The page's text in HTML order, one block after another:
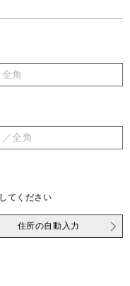
てください
住所の自動入力